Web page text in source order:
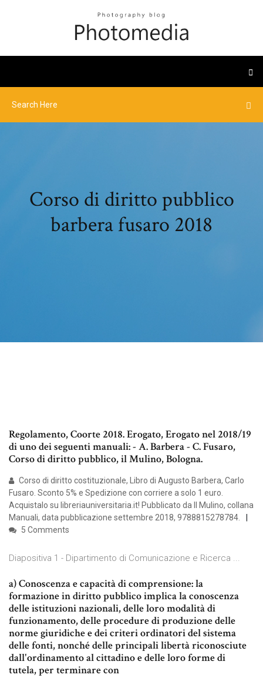
Corso di diritto pubblico
barbera fusaro 2018
Regolamento, Coorte 2018. Erogato, Erogato nel 2018/19
di uno dei seguenti manuali: - A. Barbera - C. Fusaro,
Corso di diritto pubblico, il Mulino, Bologna.
Corso di diritto costituzionale, Libro di Augusto Barbera, Carlo
Fusaro. Sconto 5% e Spedizione con corriere a solo 1 euro.
Acquistalo su libreriauniversitaria.it! Pubblicato da Il Mulino, collana
Manuali, data pubblicazione settembre 2018, 9788815278784.
5 Comments
Diapositiva 1 - Dipartimento di Comunicazione e Ricerca ...
a) Conoscenza e capacità di comprensione: la
formazione in diritto pubblico implica la conoscenza
delle istituzioni nazionali, delle loro modalità di
funzionamento, delle procedure di produzione delle
norme giuridiche e dei criteri ordinatori del sistema
delle fonti, nonché delle principali libertà riconosciute
dall'ordinamento al cittadino e delle loro forme di
tutela, per terminare con